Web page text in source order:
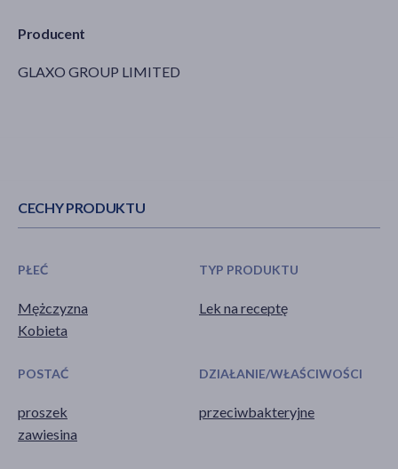
Producent
GLAXO GROUP LIMITED
CECHY PRODUKTU
PŁEĆ
Mężczyzna
Kobieta
TYP PRODUKTU
Lek na receptę
POSTAĆ
proszek
zawiesina
DZIAŁANIE/WŁAŚCIWOŚCI
przeciwbakteryjne